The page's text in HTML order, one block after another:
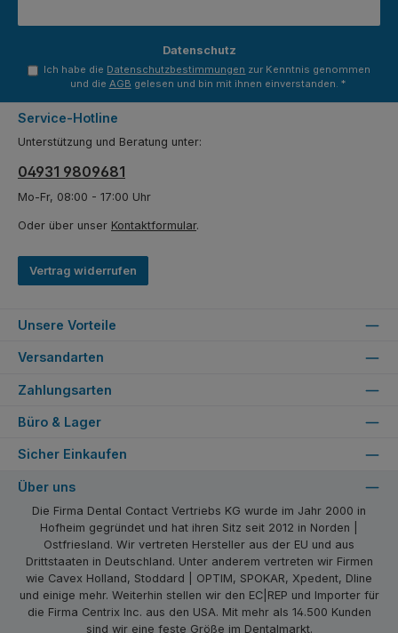
Datenschutz
Ich habe die Datenschutzbestimmungen zur Kenntnis genommen
und die AGB gelesen und bin mit ihnen einverstanden. *
Service-Hotline
Unterstützung und Beratung unter:
04931 9809681
Mo-Fr, 08:00 - 17:00 Uhr
Oder über unser Kontaktformular.
Vertrag widerrufen
Unsere Vorteile
Versandarten
Zahlungsarten
Büro & Lager
Sicher Einkaufen
Über uns
Die Firma Dental Contact Vertriebs KG wurde im Jahr 2000 in
Hofheim gegründet und hat ihren Sitz seit 2012 in Norden |
Ostfriesland. Wir vertreten Hersteller aus der EU und aus
Drittstaaten in Deutschland. Unter anderem vertreten wir Firmen
wie Cavex Holland, Stoddard | OPTIM, SPOKAR, Xpedent, Dline
und einige mehr. Weiterhin stellen wir den EC|REP und Importer für
die Firma Centrix Inc. aus den USA. Mit mehr als 14.500 Kunden
sind wir eine feste Größe im Dentalmarkt.